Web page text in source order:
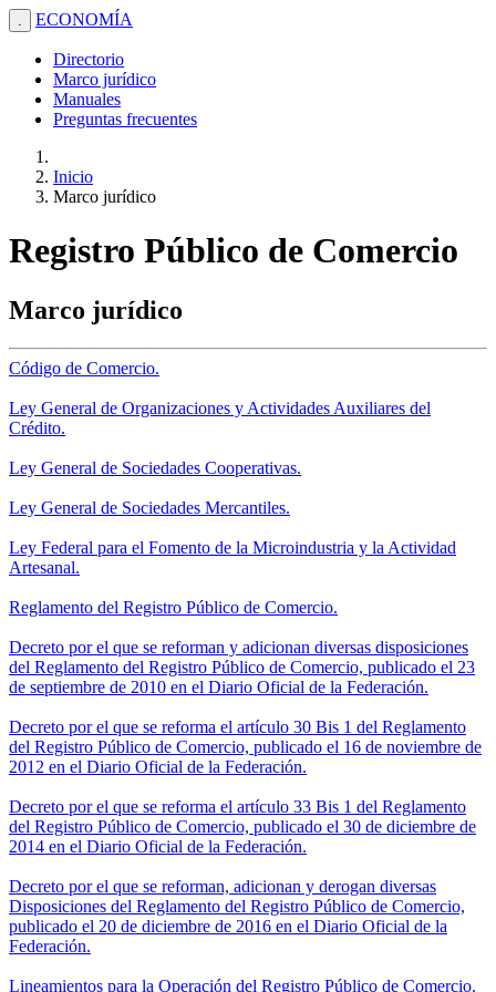
. ECONOMÍA
Directorio
Marco jurídico
Manuales
Preguntas frecuentes
Inicio
Marco jurídico
Registro Público de Comercio
Marco jurídico
Código de Comercio.
Ley General de Organizaciones y Actividades Auxiliares del
Crédito.
Ley General de Sociedades Cooperativas.
Ley General de Sociedades Mercantiles.
Ley Federal para el Fomento de la Microindustria y la Actividad
Artesanal.
Reglamento del Registro Público de Comercio.
Decreto por el que se reforman y adicionan diversas disposiciones
del Reglamento del Registro Público de Comercio, publicado el 23
de septiembre de 2010 en el Diario Oficial de la Federación.
Decreto por el que se reforma el artículo 30 Bis 1 del Reglamento
del Registro Público de Comercio, publicado el 16 de noviembre de
2012 en el Diario Oficial de la Federación.
Decreto por el que se reforma el artículo 33 Bis 1 del Reglamento
del Registro Público de Comercio, publicado el 30 de diciembre de
2014 en el Diario Oficial de la Federación.
Decreto por el que se reforman, adicionan y derogan diversas
Disposiciones del Reglamento del Registro Público de Comercio,
publicado el 20 de diciembre de 2016 en el Diario Oficial de la
Federación.
Lineamientos para la Operación del Registro Público de Comercio.